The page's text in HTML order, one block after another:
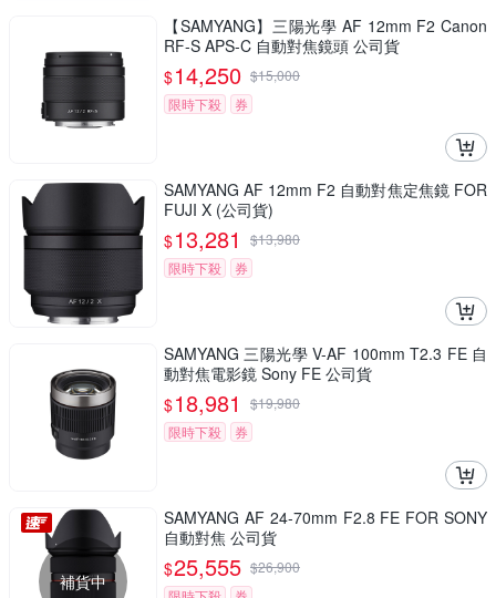
【SAMYANG】三陽光學 AF 12mm F2 Canon
RF-S APS-C 自動對焦鏡頭 公司貨
$14,250 $15,000
限時下殺
券
SAMYANG AF 12mm F2 自動對焦定焦鏡 FOR
FUJI X (公司貨)
$13,281 $13,980
限時下殺
券
SAMYANG 三陽光學 V-AF 100mm T2.3 FE 自
動對焦電影鏡 Sony FE 公司貨
$18,981 $19,980
限時下殺
券
補貨中
SAMYANG AF 24-70mm F2.8 FE FOR SONY
自動對焦 公司貨
$25,555 $26,900